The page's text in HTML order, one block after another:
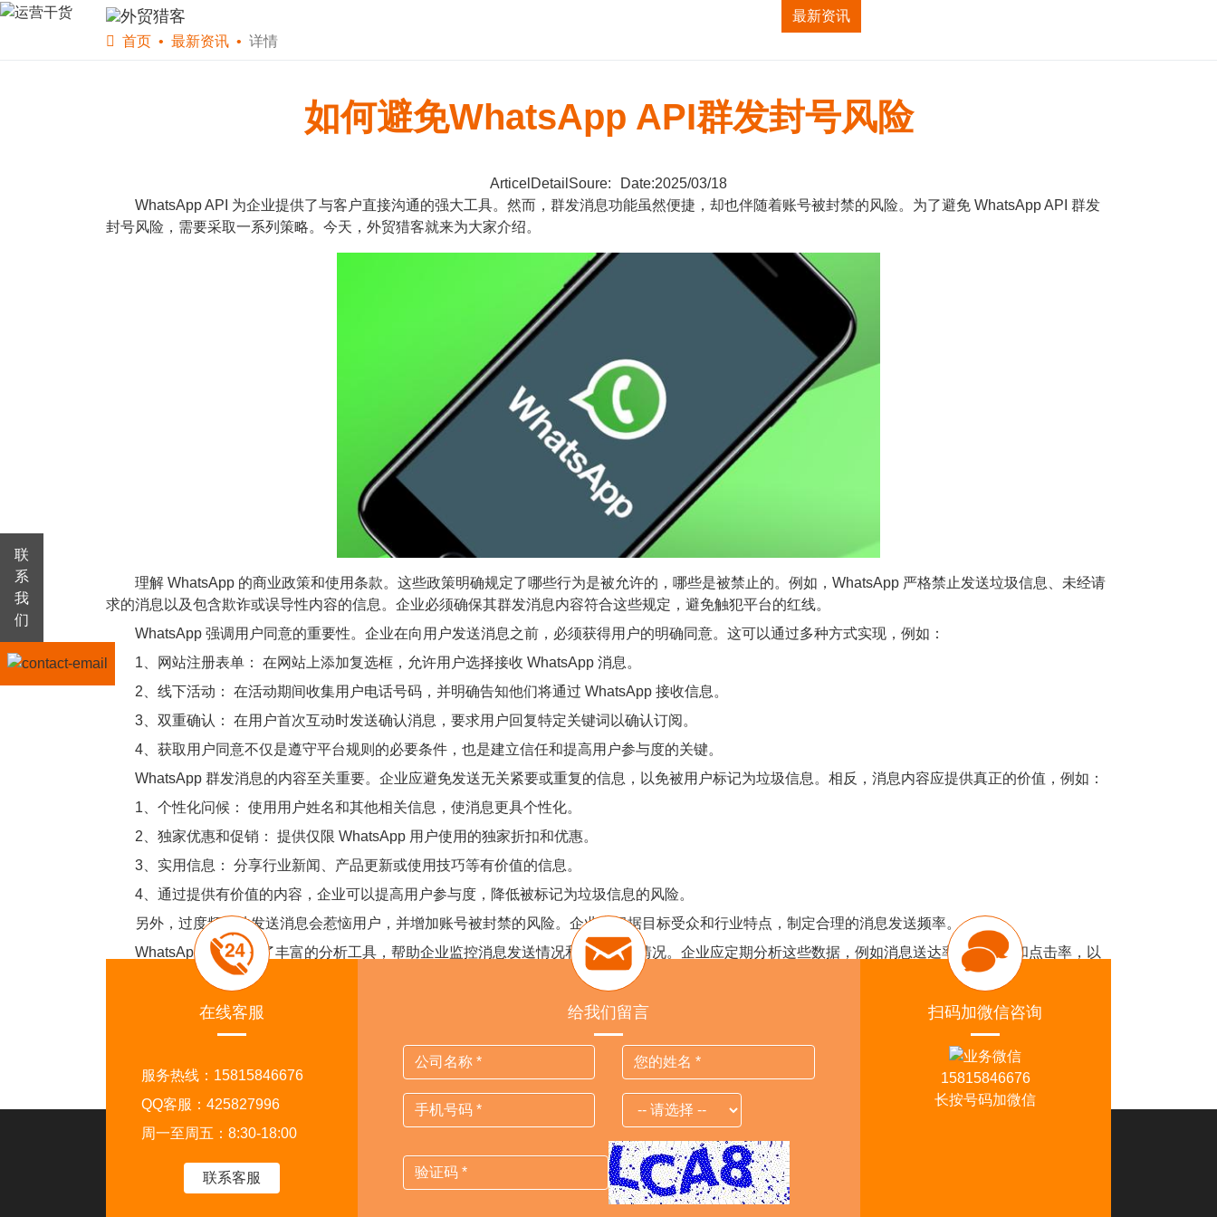
最新资讯
首页
最新资讯 详情
如何避免WhatsApp API群发封号风险
ArticelDetailSoure:
Date:2025/03/18
WhatsApp API 为企业提供了与客户直接沟通的强大工具。然而，群发消息功能虽然便捷，却也伴随着账号被封禁的风险。为了避免 WhatsApp API 群发
封号风险，需要采取一系列策略。今天，外贸猎客就来为大家介绍。
理解 WhatsApp 的商业政策和使用条款。这些政策明确规定了哪些行为是被允许的，哪些是被禁止的。例如，WhatsApp 严格禁止发送垃圾信息、未经请
求的消息以及包含欺诈或误导性内容的信息。企业必须确保其群发消息内容符合这些规定，避免触犯平台的红线。
WhatsApp 强调用户同意的重要性。企业在向用户发送消息之前，必须获得用户的明确同意。这可以通过多种方式实现，例如：
1、网站注册表单： 在网站上添加复选框，允许用户选择接收 WhatsApp 消息。
2、线下活动： 在活动期间收集用户电话号码，并明确告知他们将通过 WhatsApp 接收信息。
3、双重确认： 在用户首次互动时发送确认消息，要求用户回复特定关键词以确认订阅。
4、获取用户同意不仅是遵守平台规则的必要条件，也是建立信任和提高用户参与度的关键。
WhatsApp 群发消息的内容至关重要。企业应避免发送无关紧要或重复的信息，以免被用户标记为垃圾信息。相反，消息内容应提供真正的价值，例如：
1、个性化问候： 使用用户姓名和其他相关信息，使消息更具个性化。
2、独家优惠和促销： 提供仅限 WhatsApp 用户使用的独家折扣和优惠。
3、实用信息： 分享行业新闻、产品更新或使用技巧等有价值的信息。
4、通过提供有价值的内容，企业可以提高用户参与度，降低被标记为垃圾信息的风险。
另外，过度频繁地发送消息会惹恼用户，并增加账号被封禁的风险。企业应根据目标受众和行业特点，制定合理的消息发送频率。
WhatsApp API 提供了丰富的分析工具，帮助企业监控消息发送情况和用户互动情况。企业应定期分析这些数据，例如消息送达率、打开率和点击率，以
评估群发效果并及时调整策略。
最后，选择可靠的 WhatsApp API 服务提供商至关重要。优秀的服务提供商不仅提供稳定的技术支持和安全的平台，还能帮助企业更好地理解 WhatsApp
的政策和最佳实践，降低封号风险。
Next
在线客服
服务热线：15815846676
QQ客服：425827996
周一至周五：8:30-18:00
联系客服
扫码加微信咨询
15815846676
长按号码加微信
给我们留言
联
系
我
们
走进外贸猎客 关注外贸猎客
公司地址：广州市黄埔区光谱中路